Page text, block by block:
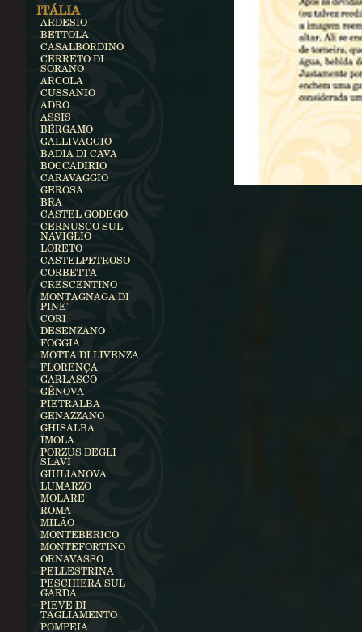
ITÁLIA
ARDESIO
BETTOLA
CASALBORDINO
CERRETO DI
SORANO
ARCOLA
CUSSANIO
ADRO
ASSIS
BÉRGAMO
GALLIVAGGIO
BADIA DI CAVA
BOCCADIRIO
CARAVAGGIO
GEROSA
BRA
CASTEL GODEGO
CERNUSCO SUL
NAVIGLIO
LORETO
CASTELPETROSO
CORBETTA
CRESCENTINO
MONTAGNAGA DI
PINE'
CORI
DESENZANO
FOGGIA
MOTTA DI LIVENZA
FLORENÇA
GARLASCO
GÊNOVA
PIETRALBA
GENAZZANO
GHISALBA
ÍMOLA
PORZUS DEGLI
SLAVI
GIULIANOVA
LUMARZO
MOLARE
ROMA
MILÃO
MONTEBERICO
MONTEFORTINO
ORNAVASSO
PELLESTRINA
PESCHIERA SUL
GARDA
PIEVE DI
TAGLIAMENTO
POMPEIA